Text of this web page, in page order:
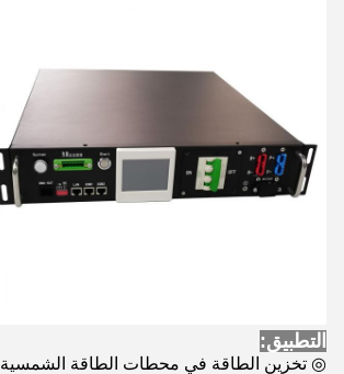
التطبيق:
◎ تخزين الطاقة في محطات الطاقة الشمسية